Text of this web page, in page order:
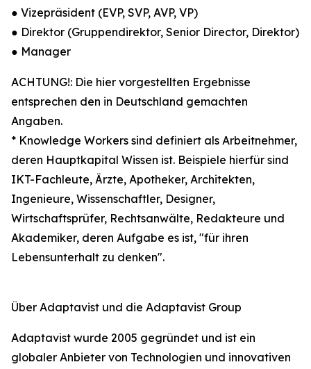
● Vizepräsident (EVP, SVP, AVP, VP)
● Direktor (Gruppendirektor, Senior Director, Direktor)
● Manager
ACHTUNG!: Die hier vorgestellten Ergebnisse
entsprechen den in Deutschland gemachten
Angaben.
* Knowledge Workers sind definiert als Arbeitnehmer,
deren Hauptkapital Wissen ist. Beispiele hierfür sind
IKT-Fachleute, Ärzte, Apotheker, Architekten,
Ingenieure, Wissenschaftler, Designer,
Wirtschaftsprüfer, Rechtsanwälte, Redakteure und
Akademiker, deren Aufgabe es ist, "für ihren
Lebensunterhalt zu denken".
Über Adaptavist und die Adaptavist Group
Adaptavist wurde 2005 gegründet und ist ein
globaler Anbieter von Technologien und innovativen